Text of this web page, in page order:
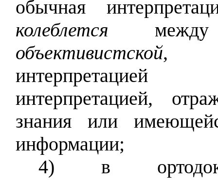
обычная
колеблется между
объективистской,
интерпретацией,
знания или
информации;
4) в